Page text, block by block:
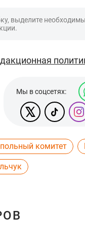
выделите
Мы в соцсетях:
комитет